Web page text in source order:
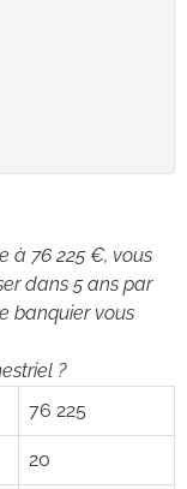
à 76 225 €, vous
dans 5 ans par
banquier vous
?
76 225
20